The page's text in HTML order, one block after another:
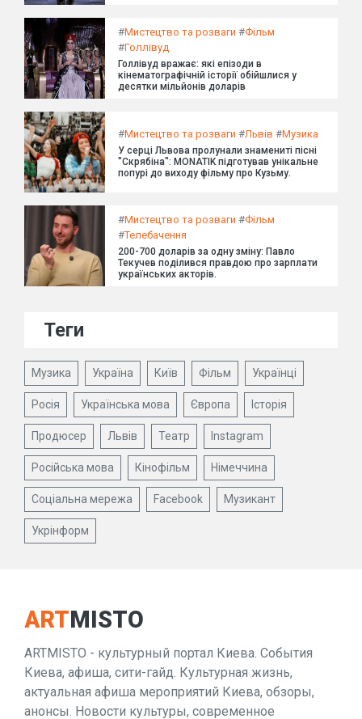
#Мистецтво та розваги #Фільм
#Голлівуд
Голлівуд вражає: які епізоди в
кінематографічній історії обійшлися у
десятки мільйонів доларів
#Мистецтво та розваги #Львів #Музика
У серці Львова пролунали знамениті пісні
"Скрябіна": MONATIK підготував унікальне
попурі до виходу фільму про Кузьму.
#Мистецтво та розваги #Фільм
#Телебачення
200-700 доларів за одну зміну: Павло
Текучев поділився правдою про зарплати
українських акторів.
Теги
Музика Україна Київ Фільм Українці
Росія Українська мова Європа Історія
Продюсер Львів Театр Instagram
Російська мова Кінофільм Німеччина
Соціальна мережа Facebook Музикант
Укрінформ
ARTMISTO
ARTMISTO - культурный портал Киева. События
Киева, афиша, сити-гайд. Культурная жизнь,
актуальная афиша мероприятий Киева, обзоры,
анонсы. Новости культуры, современное